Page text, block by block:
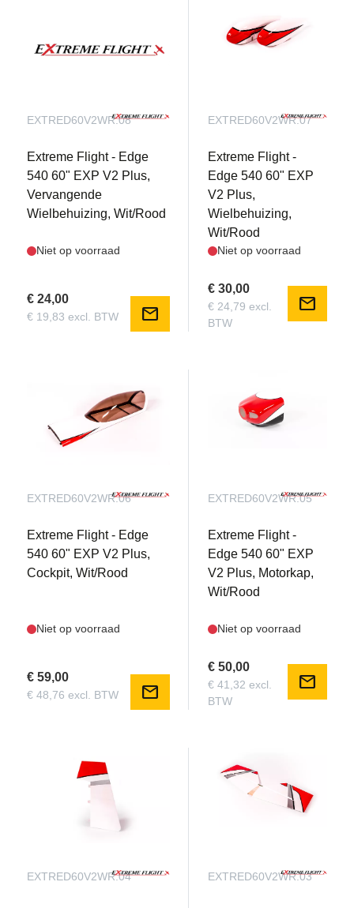
EXTRED60V2WR.08
Extreme Flight - Edge
540 60" EXP V2 Plus,
Vervangende
Wielbehuizing, Wit/Rood
Niet op voorraad
€ 24,00
€ 19,83 excl. BTW mail
EXTRED60V2WR.07
Extreme Flight -
Edge 540 60" EXP
V2 Plus,
Wielbehuizing,
Wit/Rood
Niet op voorraad
€ 30,00
€ 24,79 excl.
BTW
mail
EXTRED60V2WR.06
Extreme Flight - Edge
540 60" EXP V2 Plus,
Cockpit, Wit/Rood
Niet op voorraad
€ 59,00
€ 48,76 excl. BTW mail
EXTRED60V2WR.05
Extreme Flight -
Edge 540 60" EXP
V2 Plus, Motorkap,
Wit/Rood
Niet op voorraad
€ 50,00
€ 41,32 excl.
BTW
mail
EXTRED60V2WR.04 EXTRED60V2WR.03